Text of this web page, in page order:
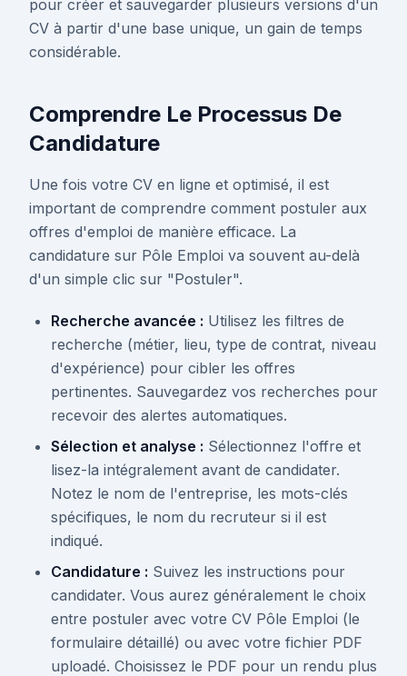
pour créer et sauvegarder plusieurs versions d'un
CV à partir d'une base unique, un gain de temps
considérable.
Comprendre Le Processus De
Candidature
Une fois votre CV en ligne et optimisé, il est
important de comprendre comment postuler aux
offres d'emploi de manière efficace. La
candidature sur Pôle Emploi va souvent au-delà
d'un simple clic sur "Postuler".
Recherche avancée : Utilisez les filtres de
recherche (métier, lieu, type de contrat, niveau
d'expérience) pour cibler les offres
pertinentes. Sauvegardez vos recherches pour
recevoir des alertes automatiques.
Sélection et analyse : Sélectionnez l'offre et
lisez-la intégralement avant de candidater.
Notez le nom de l'entreprise, les mots-clés
spécifiques, le nom du recruteur si il est
indiqué.
Candidature : Suivez les instructions pour
candidater. Vous aurez généralement le choix
entre postuler avec votre CV Pôle Emploi (le
formulaire détaillé) ou avec votre fichier PDF
uploadé. Choisissez le PDF pour un rendu plus